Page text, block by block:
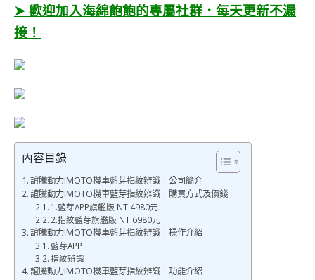
➤ 歡迎加入海綿飽飽的專屬社群．每天更新不漏
接！
內容目錄
誼騰動力IMOTO機車藍芽指紋辨識｜公司簡介
誼騰動力IMOTO機車藍芽指紋辨識｜購買方式及價錢
1.藍芽APP旗艦版 NT.4980元
2.指紋藍芽旗艦版 NT.6980元
誼騰動力IMOTO機車藍芽指紋辨識｜操作介紹
藍芽APP
指紋辨識
誼騰動力IMOTO機車藍芽指紋辨識｜功能介紹